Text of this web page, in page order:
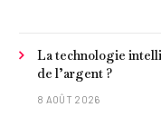
La technologie
de l’argent ?
8 AOÛT 2026